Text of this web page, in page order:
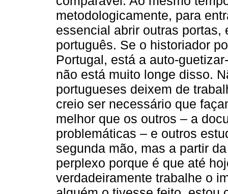
metodologicamente, para
essencial abrir outras portas,
português. Se o historiador
Portugal, está a auto-
não está muito longe disso.
portugueses deixem de
creio ser necessário que
melhor que os outros – a
problemáticas – e outros
segunda mão, mas a partir
perplexo porque é que até
verdadeiramente trabalhe o